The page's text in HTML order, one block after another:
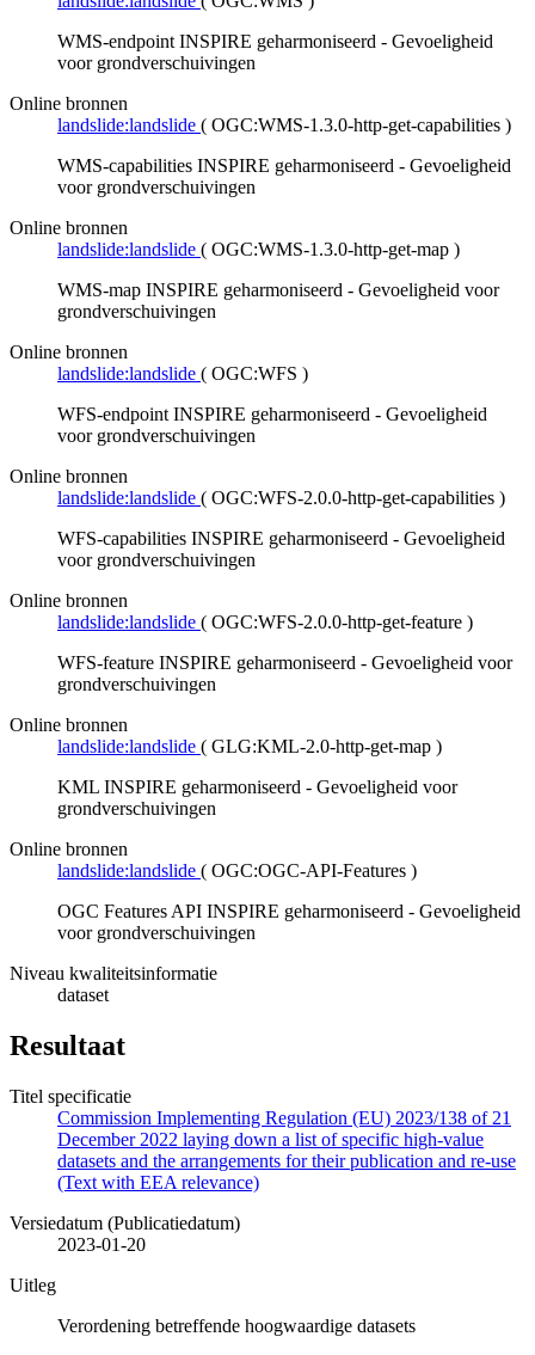
WMS-endpoint INSPIRE geharmoniseerd - Gevoeligheid
voor grondverschuivingen
Online bronnen
landslide:landslide ( OGC:WMS-1.3.0-http-get-capabilities )
WMS-capabilities INSPIRE geharmoniseerd - Gevoeligheid
voor grondverschuivingen
Online bronnen
landslide:landslide ( OGC:WMS-1.3.0-http-get-map )
WMS-map INSPIRE geharmoniseerd - Gevoeligheid voor
grondverschuivingen
Online bronnen
landslide:landslide ( OGC:WFS )
WFS-endpoint INSPIRE geharmoniseerd - Gevoeligheid
voor grondverschuivingen
Online bronnen
landslide:landslide ( OGC:WFS-2.0.0-http-get-capabilities )
WFS-capabilities INSPIRE geharmoniseerd - Gevoeligheid
voor grondverschuivingen
Online bronnen
landslide:landslide ( OGC:WFS-2.0.0-http-get-feature )
WFS-feature INSPIRE geharmoniseerd - Gevoeligheid voor
grondverschuivingen
Online bronnen
landslide:landslide ( GLG:KML-2.0-http-get-map )
KML INSPIRE geharmoniseerd - Gevoeligheid voor
grondverschuivingen
Online bronnen
landslide:landslide ( OGC:OGC-API-Features )
OGC Features API INSPIRE geharmoniseerd - Gevoeligheid
voor grondverschuivingen
Niveau kwaliteitsinformatie
dataset
Resultaat
Titel specificatie
Commission Implementing Regulation (EU) 2023/138 of 21
December 2022 laying down a list of specific high-value
datasets and the arrangements for their publication and re-use
(Text with EEA relevance)
Versiedatum (Publicatiedatum)
2023-01-20
Uitleg
Verordening betreffende hoogwaardige datasets